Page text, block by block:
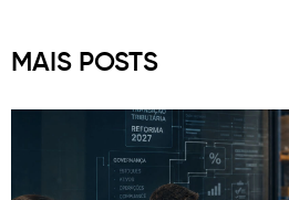
MAIS POSTS